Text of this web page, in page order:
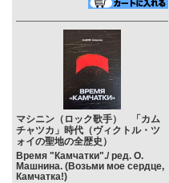
マシニン（ロック歌手） 「カム
チャツカ」時代（ヴィクトル・ツ
ォイの聖地の全歴史）
Время "Камчатки"./ ред. О.
Машнина. (Возьми мое сердце,
Камчатка!)